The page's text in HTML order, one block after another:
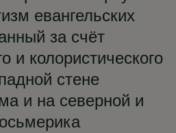
евангельских
за счёт
и колористического
стене
и на северной и